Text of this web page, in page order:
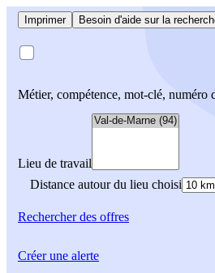
Imprimer Besoin d'aide sur la
Métier, compétence, mot-clé, numéro
Lieu de travail
Distance autour du lieu choisi
Rechercherdes offres
Créer une alerte